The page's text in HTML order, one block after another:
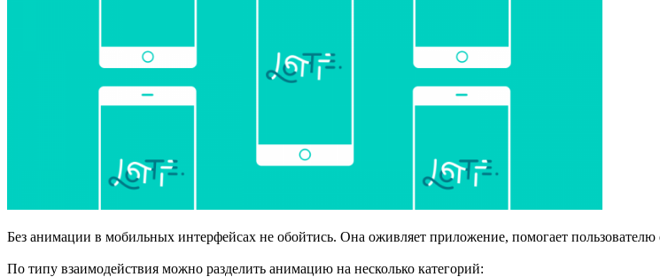
Без анимации в мобильных интерфейсах не обойтись. Она оживляет приложение, помогает
По типу взаимодействия можно разделить анимацию на несколько категорий: